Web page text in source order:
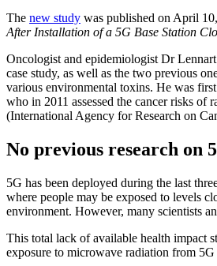
The new study was published on April
After Installation of a 5G Base Station
Oncologist and epidemiologist Dr
case study, as well as the two previous
various environmental toxins. He was
who in 2011 assessed the cancer risks
(International Agency for Research on
No previous research on
5G has been deployed during the last
where people may be exposed to levels
environment. However, many scientists
This total lack of available health impact
exposure to microwave radiation from 5G